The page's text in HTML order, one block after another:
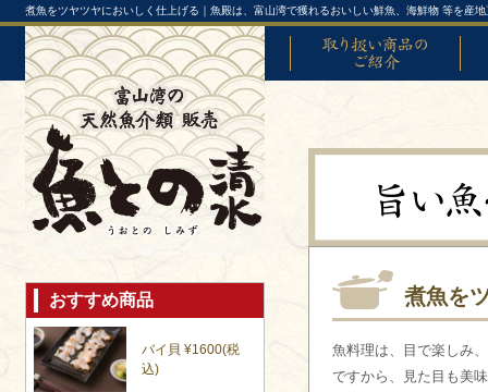
煮魚をツヤツヤにおいしく仕上げる｜魚殿は、富山湾で獲れるおいしい鮮魚、海鮮物 等を産
おすすめ商品
バイ貝 ¥1600(税
込)
煮魚を
魚料理は、目で楽しみ
ですから、見た目も美